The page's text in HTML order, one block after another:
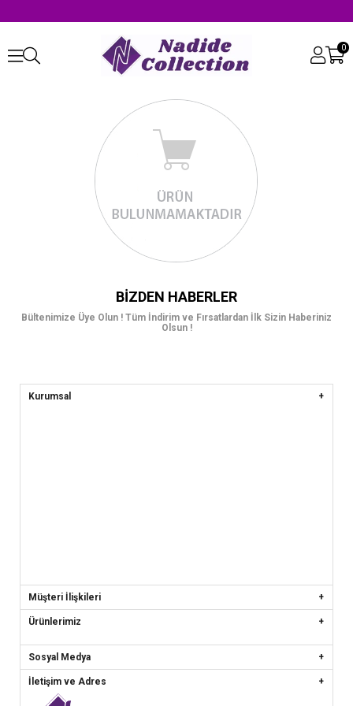
0
BIZDEN HABERLER
Bültenimize Üye Olun ! Tüm İndirim ve Fırsatlardan İlk Sizin Haberiniz
Olsun !
Kurumsal
Müşteri İlişkileri
Ürünlerimiz
Sosyal Medya
İletişim ve Adres